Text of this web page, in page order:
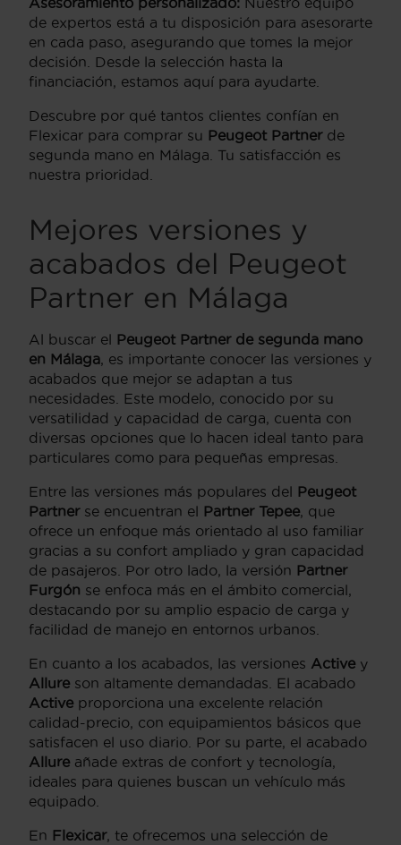
de expertos está a tu disposición para asesorarte
en cada paso, asegurando que tomes la mejor
decisión. Desde la selección hasta la
financiación, estamos aquí para ayudarte.
Descubre por qué tantos clientes confían en
Flexicar para comprar su Peugeot Partnerde
segunda mano en Málaga. Tu satisfacción es
nuestra prioridad.
Mejores versiones y
acabados del Peugeot
Partner en Málaga
Al buscar el Peugeot Partner de segunda mano
en Málaga, es importante conocer las versiones y
acabados que mejor se adaptan a tus
necesidades. Este modelo, conocido por su
versatilidad y capacidad de carga, cuenta con
diversas opciones que lo hacen ideal tanto para
particulares como para pequeñas empresas.
Entre las versiones más populares del Peugeot
Partnerse encuentran el Partner Tepee, que
ofrece un enfoque más orientado al uso familiar
gracias a su confort ampliado y gran capacidad
de pasajeros. Por otro lado, la versión Partner
Furgón se enfoca más en el ámbito comercial,
destacando por su amplio espacio de carga y
facilidad de manejo en entornos urbanos.
En cuanto a los acabados, las versiones Active y
Allure son altamente demandadas. El acabado
Active proporciona una excelente relación
calidad-precio, con equipamientos básicos que
satisfacen el uso diario. Por su parte, el acabado
Allure añade extras de confort y tecnología,
ideales para quienes buscan un vehículo más
equipado.
En Flexicar, te ofrecemos una selección de